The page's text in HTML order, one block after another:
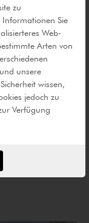
zu
Informationen Sie
Web-
Arten von
unsere
wissen,
jedoch zu
Verfügung